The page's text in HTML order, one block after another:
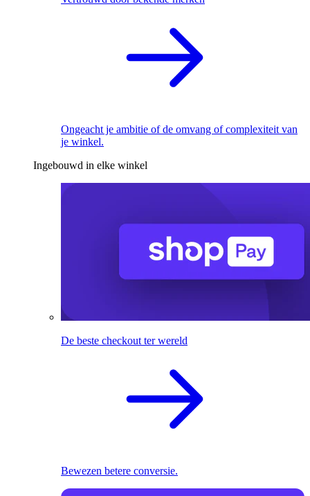
Ongeacht je ambitie of de omvang of complexiteit van
je winkel.
Ingebouwd in elke winkel
De beste checkout ter wereld
Bewezen betere conversie.